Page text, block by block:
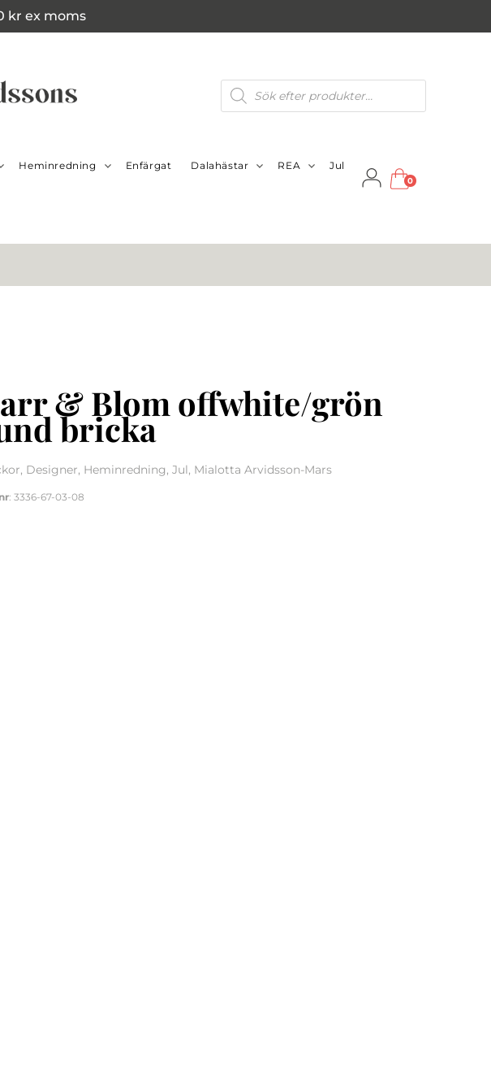
kr ex moms
Produktsökning
Heminredning Enfärgat Dalahästar REA Jul
0
& Blom offwhite/grön
bricka
Designer, Heminredning, Jul, Mialotta Arvidsson-Mars
: 3336-67-03-08